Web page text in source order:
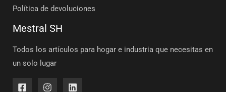
Política de devoluciones
Mestral SH
Todos los artículos para hogar e industria que necesitas en
un solo lugar